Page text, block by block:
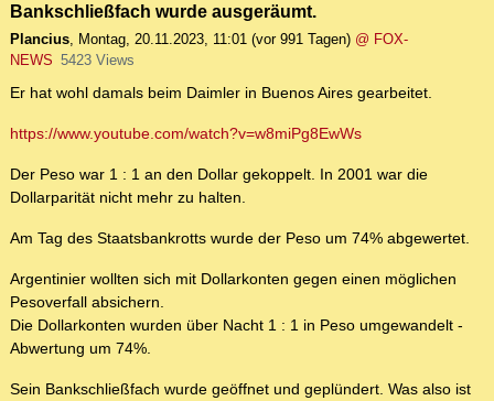
Bankschließfach wurde ausgeräumt.
Plancius, Montag, 20.11.2023, 11:01 (vor 991 Tagen) @ FOX-
NEWS 5423 Views
Er hat wohl damals beim Daimler in Buenos Aires gearbeitet.
https://www.youtube.com/watch?v=w8miPg8EwWs
Der Peso war 1 : 1 an den Dollar gekoppelt. In 2001 war die
Dollarparität nicht mehr zu halten.
Am Tag des Staatsbankrotts wurde der Peso um 74% abgewertet.
Argentinier wollten sich mit Dollarkonten gegen einen möglichen
Pesoverfall absichern.
Die Dollarkonten wurden über Nacht 1 : 1 in Peso umgewandelt -
Abwertung um 74%.
Sein Bankschließfach wurde geöffnet und geplündert. Was also ist